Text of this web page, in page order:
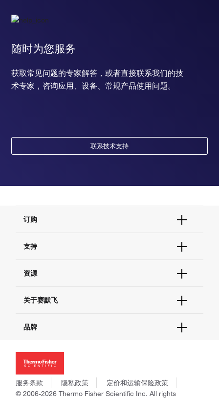
随时为您服务
获取常见问题的专家解答，或者直接联系我们的技
术专家，咨询应用、设备、常规产品使用问题。
联系技术支持
订购
订单支持
现货供应中心
支持
联系我们 - 400 820 8982
查找文件&证书
资源
促销
社交媒体
关于赛默飞
招聘
新闻
社会责任
商标
政策和通知
品牌
Applied Biosystems
Invitrogen
Gibco
Ion Torrent
服务条款 隐私政策
定价和运输保险政策
© 2006-2026 Thermo Fisher Scientific Inc. All rights